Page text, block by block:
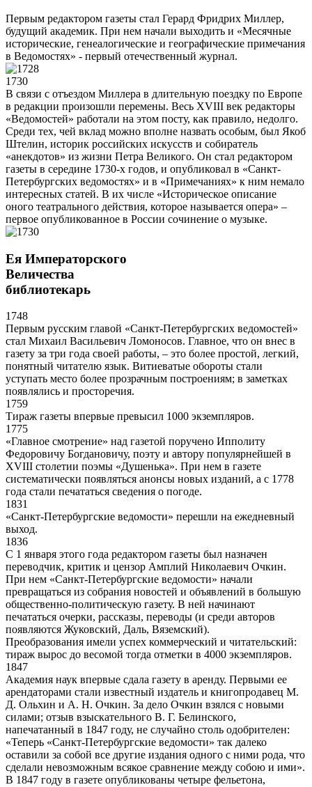
Первым редактором газеты стал Герард Фридрих Миллер,
будущий академик. При нем начали выходить и «Месячные
исторические, генеалогические и географические примечания
в Ведомостях» - первый отечественный журнал.
1730
В связи с отъездом Миллера в длительную поездку по Европе
в редакции произошли перемены. Весь XVIII век редакторы
«Ведомостей» работали на этом посту, как правило, недолго.
Среди тех, чей вклад можно вполне назвать особым, был Якоб
Штелин, историк российских искусств и собиратель
«анекдотов» из жизни Петра Великого. Он стал редактором
газеты в середине 1730-х годов, и опубликовал в «Санкт-
Петербургских ведомостях» и в «Примечаниях» к ним немало
интересных статей. В их числе «Историческое описание
оного театрального действия, которое называется опера» –
первое опубликованное в России сочинение о музыке.
Ея Императорского
Величества
библиотекарь
1748
Первым русским главой «Санкт-Петербургских ведомостей»
стал Михаил Васильевич Ломоносов. Главное, что он внес в
газету за три года своей работы, – это более простой, легкий,
понятный читателю язык. Витиеватые обороты стали
уступать место более прозрачным построениям; в заметках
появлялись и просторечия.
1759
Тираж газеты впервые превысил 1000 экземпляров.
1775
«Главное смотрение» над газетой поручено Ипполиту
Федоровичу Богдановичу, поэту и автору популярнейшей в
XVIII столетии поэмы «Душенька». При нем в газете
систематически появляться анонсы новых изданий, а с 1778
года стали печататься сведения о погоде.
1831
«Санкт-Петербургские ведомости» перешли на ежедневный
выход.
1836
С 1 января этого года редактором газеты был назначен
переводчик, критик и цензор Амплий Николаевич Очкин.
При нем «Санкт-Петербургские ведомости» начали
превращаться из собрания новостей и объявлений в большую
общественно-политическую газету. В ней начинают
печататься очерки, рассказы, переводы (и среди авторов
появляются Жуковский, Даль, Вяземский).
Преобразования имели успех коммерческий и читательский:
тираж вырос до весомой тогда отметки в 4000 экземпляров.
1847
Академия наук впервые сдала газету в аренду. Первыми ее
арендаторами стали известный издатель и книгопродавец М.
Д. Ольхин и А. Н. Очкин. За дело Очкин взялся с новыми
силами; отзыв взыскательного В. Г. Белинского,
напечатанный в 1847 году, не случайно столь одобрителен:
«Теперь «Санкт-Петербургские ведомости» так далеко
оставили за собой все другие издания одного с ними рода, что
сделали невозможным всякое сравнение между собою и ими».
В 1847 году в газете опубликованы четыре фельетона,